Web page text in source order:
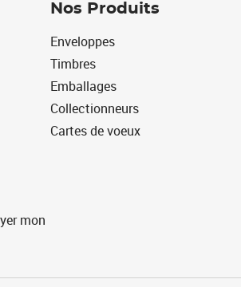
mon
Nos Produits
Enveloppes
Timbres
Emballages
Collectionneurs
Cartes de voeux